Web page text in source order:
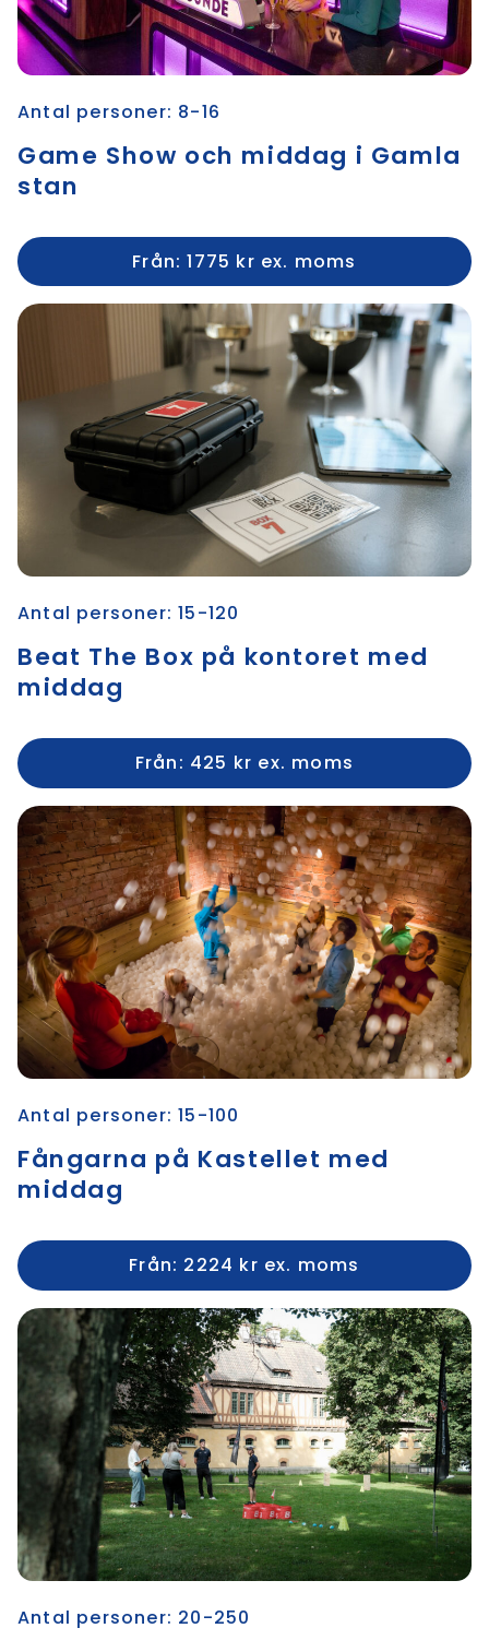
Antal personer: 8-16
Game Show och middag i Gamla
stan
Från: 1775 kr ex. moms
Antal personer: 15-120
Beat The Box på kontoret med
middag
Från: 425 kr ex. moms
Antal personer: 15-100
Fångarna på Kastellet med
middag
Från: 2224 kr ex. moms
Antal personer: 20-250